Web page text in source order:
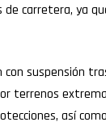
carretera, ya
suspensión
terrenos
así